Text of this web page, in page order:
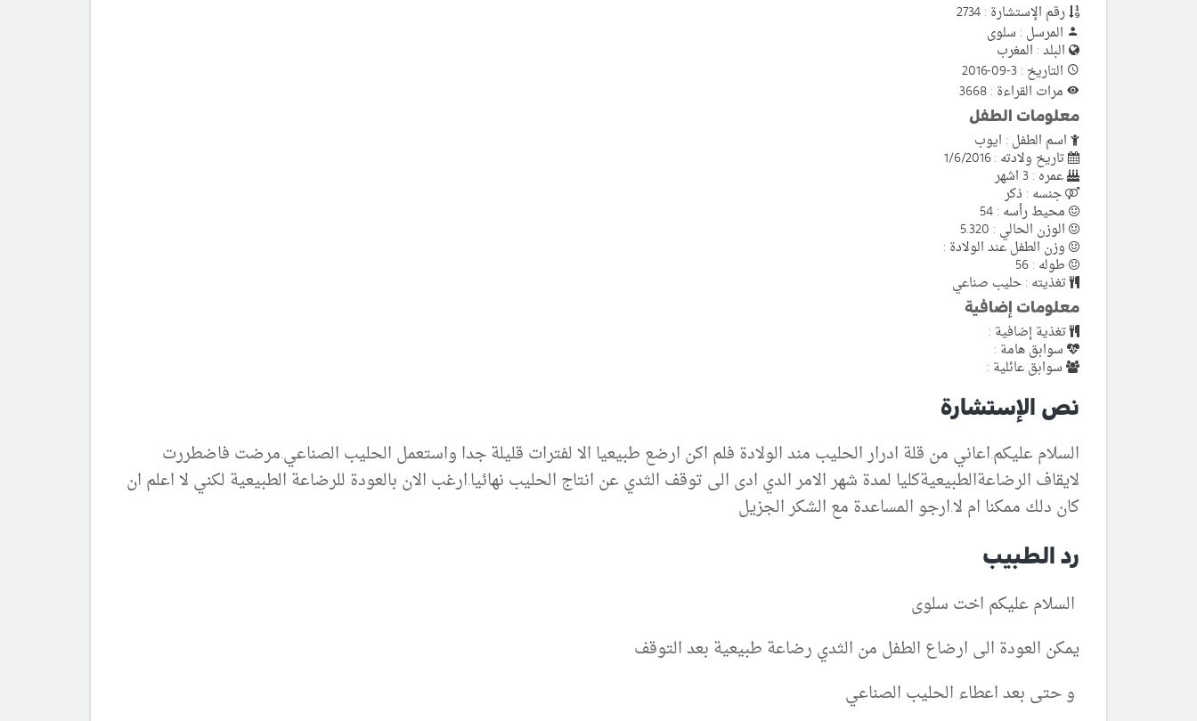
رقم الإستشارة : 2734
المرسل : سلوى
البلد : المغرب
التاريخ : 3-09-2016
مرات القراءة : 3668
معلومات الطفل
اسم الطفل : ايوب
تاريخ ولادته : 1/6/2016
عمره : 3 اشهر
جنسه : ذكر
محيط رأسه : 54
الوزن الحالي : 5.320
وزن الطفل عند الولادة :
طوله : 56
تغذيته : حليب صناعي
معلومات إضافية
تغذية إضافية :
سوابق هامة :
سوابق عائلية :
نص الإستشارة
السلام عليكم.اعاني من قلة ادرار الحليب مند الولادة فلم اكن ارضع طبيعيا الا لفترات قليلة جدا واستعمل الحليب الصناعي.مرضت فاضطررت
لايقاف الرضاعةالطبيعيةكليا لمدة شهر الامر الدي ادى الى توقف الثدي عن انتاج الحليب نهائيا.ارغب الان بالعودة للرضاعة الطبيعية لكني لا اعلم ان
كان دلك ممكنا ام لا.ارجو المساعدة مع الشكر الجزيل
رد الطبيب
السلام عليكم اخت سلوى
يمكن العودة الى ارضاع الطفل من الثدي رضاعة طبيعية بعد التوقف
و حتى بعد اعطاء الحليب الصناعي